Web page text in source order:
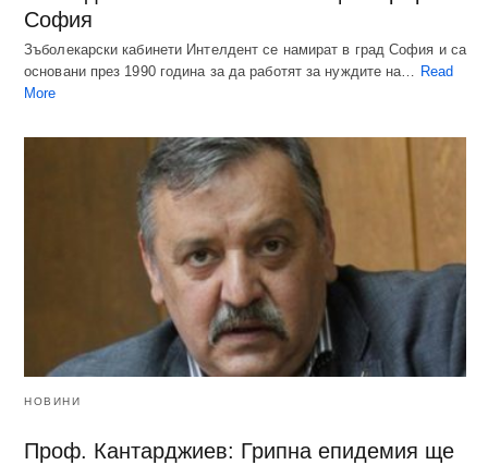
София
Зъболекарски кабинети Интелдент се намират в град София и са
основани през 1990 година за да работят за нуждите на… Read
More
НОВИНИ
Проф. Кантарджиев: Грипна епидемия ще